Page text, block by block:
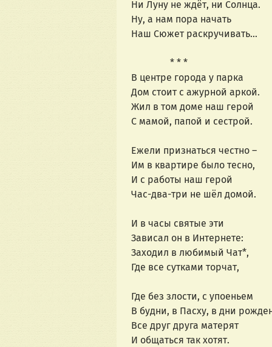
Ни Луну не ждёт, ни Солнца.
Ну, а нам пора начать
Наш Сюжет раскручивать…
                * * *
В центре города у парка
Дом стоит с ажурной аркой.
Жил в том доме наш герой
С мамой, папой и сестрой.
Ежели признаться честно –
Им в квартире было тесно,
И с работы наш герой
Час-два-три не шёл домой.
И в часы святые эти
Зависал он в Интернете:
Заходил в любимый Чат*,
Где все сутками торчат,
Где без злости, с упоеньем
В будни, в Пасху, в дни
Все друг друга матерят
И общаться так хотят.